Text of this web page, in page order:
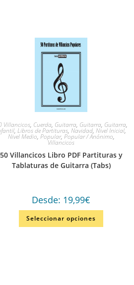
Villancicos, Cuerda, Guitarra, Guitarra, Guitarra,
,Libros de Partituras,Navidad,Nivel Inicial,
Nivel Medio, Popular, Popular / Anónimo,
Villancicos
50 Villancicos Libro PDF Partituras y
Tablaturas de Guitarra (Tabs)
Desde: 19,99€
Seleccionar opciones